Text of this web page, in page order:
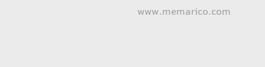
www.memarico.com